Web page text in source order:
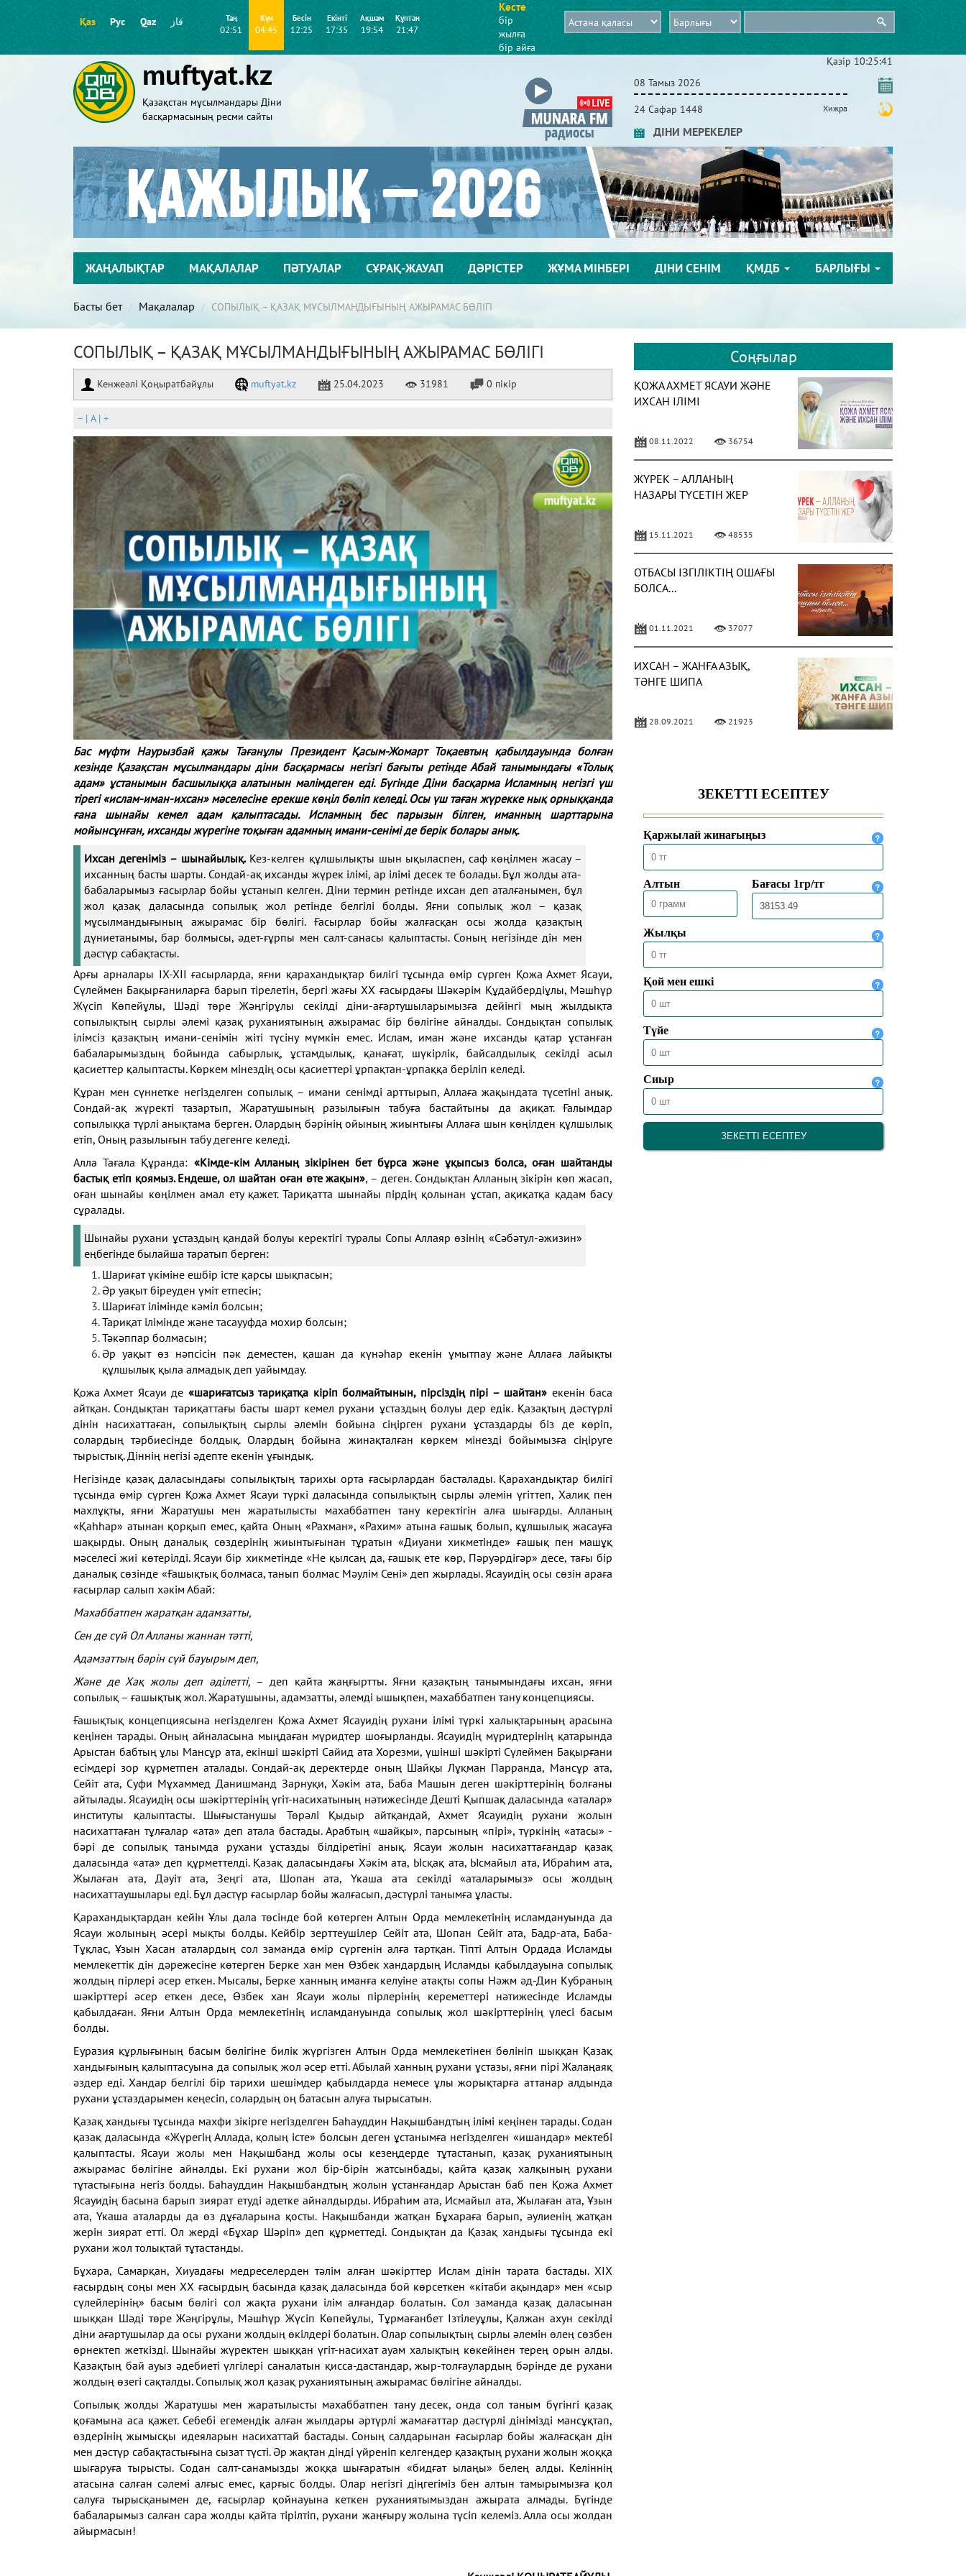
Қаз Рус Qaz قاز Таң
02:51
Күн
04:45
Бесін
12:25
Екінті
17:35
Ақшам
19:54
Құптан
21:47
Кесте
бір
жылға
бір айға
muftyat.kz
Қазақстан мұсылмандары Діни
басқармасының ресми сайты
Қазір 10:25:42
08 Тамыз 2026
24 Сафар 1448 Хижра
ДІНИ МЕРЕКЕЛЕР
ЖАҢАЛЫҚТАР МАҚАЛАЛАР ПӘТУАЛАР СҰРАҚ-ЖАУАП ДӘРІСТЕР ЖҰМА МІНБЕРІ ДІНИ СЕНІМ ҚМДБ БАРЛЫҒЫ
Басты бет Мақалалар СОПЫЛЫҚ – ҚАЗАҚ МҰСЫЛМАНДЫҒЫНЫҢ АЖЫРАМАС БӨЛІГІ
СОПЫЛЫҚ – ҚАЗАҚ МҰСЫЛМАНДЫҒЫНЫҢ АЖЫРАМАС БӨЛІГІ
Кенжеәлі Қоңыратбайұлы muftyat.kz 25.04.2023 31981 0 пікір
– | A| +
Бас мүфти Наурызбай қажы Тағанұлы Президент Қасым-Жомарт Тоқаевтың қабылдауында болған
кезінде Қазақстан мұсылмандары діни басқармасы негізгі бағыты ретінде Абай танымындағы «Толық
адам» ұстанымын басшылыққа алатынын мәлімдеген еді. Бүгінде Діни басқарма Исламның негізгі үш
тірегі «ислам-иман-ихсан» мәселесіне ерекше көңіл бөліп келеді. Осы үш таған жүрекке нық орныққанда
ғана шынайы кемел адам қалыптасады. Исламның бес парызын білген, иманның шарттарына
мойынсұнған, ихсанды жүрегіне тоқыған адамның имани-сенімі де берік болары анық.
Ихсан дегеніміз – шынайылық.Кез-келген құлшылықты шын ықыласпен, саф көңілмен жасау –
ихсанның басты шарты. Сондай-ақ ихсанды жүрек ілімі, ар ілімі десек те болады. Бұл жолды ата-
бабаларымыз ғасырлар бойы ұстанып келген. Діни термин ретінде ихсан деп аталғанымен, бұл
жол қазақ даласында сопылық жол ретінде белгілі болды. Яғни сопылық жол – қазақ
мұсылмандығының ажырамас бір бөлігі. Ғасырлар бойы жалғасқан осы жолда қазақтың
дүниетанымы, бар болмысы, әдет-ғұрпы мен салт-санасы қалыптасты. Соның негізінде дін мен
дәстүр сабақтасты.
Арғы арналары ІХ-ХІІ ғасырларда, яғни қарахандықтар билігі тұсында өмір сүрген Қожа Ахмет Ясауи,
Сүлеймен Бақырғаниларға барып тірелетін, бергі жағы ХХ ғасырдағы Шәкәрім Құдайбердіұлы, Мәшһүр
Жүсіп Көпейұлы, Шәді төре Жәңгірұлы секілді діни-ағартушыларымызға дейінгі мың жылдықта
сопылықтың сырлы әлемі қазақ руханиятының ажырамас бір бөлігіне айналды. Сондықтан сопылық
ілімсіз қазақтың имани-сенімін жіті түсіну мүмкін емес. Ислам, иман және ихсанды қатар ұстанған
бабаларымыздың бойында сабырлық, ұстамдылық, қанағат, шүкірлік, байсалдылық секілді асыл
қасиеттер қалыптасты. Көркем мінездің осы қасиеттері ұрпақтан-ұрпаққа беріліп келеді.
Құран мен сүннетке негізделген сопылық – имани сенімді арттырып, Аллаға жақындата түсетіні анық.
Сондай-ақ жүректі тазартып, Жаратушының разылығын табуға бастайтыны да ақиқат. Ғалымдар
сопылыққа түрлі анықтама берген. Олардың бәрінің ойының жиынтығы Аллаға шын көңілден құлшылық
етіп, Оның разылығын табу дегенге келеді.
Алла Тағала Құранда: «Кімде-кім Алланың зікірінен бет бұрса және ұқыпсыз болса, оған шайтанды
бастық етіп қоямыз. Ендеше, ол шайтан оған өте жақын», – деген. Сондықтан Алланың зікірін көп жасап,
оған шынайы көңілмен амал ету қажет. Тариқатта шынайы пірдің қолынан ұстап, ақиқатқа қадам басу
сұралады.
Шынайы рухани ұстаздың қандай болуы керектігі туралы Сопы Аллаяр өзінің «Сәбәтул-әжизин»
еңбегінде былайша таратып берген:
Шариғат үкіміне ешбір істе қарсы шықпасын;
Әр уақыт біреуден үміт етпесін;
Шариғат ілімінде кәміл болсын;
Тариқат ілімінде және тасаууфда мохир болсын;
Тәкәппар болмасын;
Әр уақыт өз нәпсісін пәк деместен, қашан да күнәһар екенін ұмытпау және Аллаға лайықты
құлшылық қыла алмадық деп уайымдау.
Қожа Ахмет Ясауи де «шариғатсыз тариқатқа кіріп болмайтынын, пірсіздің пірі – шайтан» екенін баса
айтқан. Сондықтан тариқаттағы басты шарт кемел рухани ұстаздың болуы дер едік. Қазақтың дәстүрлі
дінін насихаттаған, сопылықтың сырлы әлемін бойына сіңірген рухани ұстаздарды біз де көріп,
солардың тәрбиесінде болдық. Олардың бойына жинақталған көркем мінезді бойымызға сіңіруге
тырыстық. Діннің негізі әдепте екенін ұғындық.
Негізінде қазақ даласындағы сопылықтың тарихы орта ғасырлардан басталады. Қарахандықтар билігі
тұсында өмір сүрген Қожа Ахмет Ясауи түркі даласында сопылықтың сырлы әлемін үгіттеп, Халиқ пен
махлұқты, яғни Жаратушы мен жаратылысты махаббатпен тану керектігін алға шығарды. Алланың
«Қаһһар» атынан қорқып емес, қайта Оның «Рахман», «Рахим» атына ғашық болып, құлшылық жасауға
шақырды. Оның даналық сөздерінің жиынтығынан тұратын «Диуани хикметінде» ғашық пен машұқ
мәселесі жиі көтерілді. Ясауи бір хикметінде «Не қылсаң да, ғашық ете көр, Пәруәрдігәр» десе, тағы бір
даналық сөзінде «Ғашықтық болмаса, танып болмас Мәулім Сені» деп жырлады. Ясауидің осы сөзін араға
ғасырлар салып хәкім Абай:
Махаббатпен жаратқан адамзатты,
Сен де сүй Ол Алланы жаннан тәтті,
Адамзаттың бәрін сүй бауырым деп,
Және де Хақ жолы деп әділетті, – деп қайта жаңғыртты. Яғни қазақтың танымындағы ихсан, яғни
сопылық – ғашықтық жол. Жаратушыны, адамзатты, әлемді ышықпен, махаббатпен тану концепциясы.
Ғашықтық концепциясына негізделген Қожа Ахмет Ясауидің рухани ілімі түркі халықтарының арасына
кеңінен тарады. Оның айналасына мыңдаған мүридтер шоғырланды. Ясауидің мүридтерінің қатарында
Арыстан бабтың ұлы Мансұр ата, екінші шәкірті Сайид ата Хорезми, үшінші шәкірті Сүлеймен Бақырғани
есімдері зор құрметпен аталады. Сондай-ақ деректерде оның Шайқы Лұқман Парранда, Мансұр ата,
Сейіт ата, Суфи Мұхаммед Данишманд Зарнуқи, Хәкім ата, Баба Машын деген шәкірттерінің болғаны
айтылады. Ясауидің осы шәкірттерінің үгіт-насихатының нәтижесінде Дешті Қыпшақ даласында «аталар»
институты қалыптасты. Шығыстанушы Төрәлі Қыдыр айтқандай, Ахмет Ясауидің рухани жолын
насихаттаған тұлғалар «ата» деп атала бастады. Арабтың «шайқы», парсының «пірі», түркінің «атасы» -
бәрі де сопылық танымда рухани ұстазды білдіретіні анық. Ясауи жолын насихаттағандар қазақ
даласында «ата» деп құрметтелді. Қазақ даласындағы Хәкім ата, Ысқақ ата, Ысмайыл ата, Ибраһим ата,
Жылаған ата, Дәуіт ата, Зеңгі ата, Шопан ата, Үкаша ата секілді «аталарымыз» осы жолдың
насихаттаушылары еді. Бұл дәстүр ғасырлар бойы жалғасып, дәстүрлі танымға ұласты.
Қарахандықтардан кейін Ұлы дала төсінде бой көтерген Алтын Орда мемлекетінің исламдануында да
Ясауи жолының әсері мықты болды. Кейбір зерттеушілер Сейіт ата, Шопан Сейіт ата, Бадр-ата, Баба-
Тұқлас, Ұзын Хасан аталардың сол заманда өмір сүргенін алға тартқан. Тіпті Алтын Ордада Исламды
мемлекеттік дін дәрежесіне көтерген Берке хан мен Өзбек хандардың Исламды қабылдауына сопылық
жолдың пірлері әсер еткен. Мысалы, Берке ханның иманға келуіне атақты сопы Нәжм әд-Дин Кубраның
шәкірттері әсер еткен десе, Өзбек хан Ясауи жолы пірлерінің кереметтері нәтижесінде Исламды
қабылдаған. Яғни Алтын Орда мемлекетінің исламдануында сопылық жол шәкірттерінің үлесі басым
болды.
Еуразия құрлығының басым бөлігіне билік жүргізген Алтын Орда мемлекетінен бөлініп шыққан Қазақ
хандығының қалыптасуына да сопылық жол әсер етті. Абылай ханның рухани ұстазы, яғни пірі Жалаңаяқ
әздер еді. Хандар белгілі бір тарихи шешімдер қабылдарда немесе ұлы жорықтарға аттанар алдында
рухани ұстаздарымен кеңесіп, солардың оң батасын алуға тырысатын.
Қазақ хандығы тұсында махфи зікірге негізделген Баһауддин Нақышбандтың ілімі кеңінен тарады. Содан
қазақ даласында «Жүрегің Аллада, қолың істе» болсын деген ұстанымға негізделген «ишандар» мектебі
қалыптасты. Ясауи жолы мен Нақышбанд жолы осы кезеңдерде тұтастанып, қазақ руханиятының
ажырамас бөлігіне айналды. Екі рухани жол бір-бірін жатсынбады, қайта қазақ халқының рухани
тұтастығына негіз болды. Баһауддин Нақышбандтың жолын ұстанғандар Арыстан баб пен Қожа Ахмет
Ясауидің басына барып зиярат етуді әдетке айналдырды. Ибраһим ата, Исмайыл ата, Жылаған ата, Ұзын
ата, Үкаша аталарды да өз дұғаларына қосты. Нақышбанди жатқан Бұхараға барып, әулиенің жатқан
жерін зиярат етті. Ол жерді «Бұхар Шәріп» деп құрметтеді. Сондықтан да Қазақ хандығы тұсында екі
рухани жол толықтай тұтастанды.
Бұхара, Самарқан, Хиуадағы медреселерден тәлім алған шәкірттер Ислам дінін тарата бастады. ХІХ
ғасырдың соңы мен ХХ ғасырдың басында қазақ даласында бой көрсеткен «кітаби ақындар» мен «сыр
сүлейлерінің» басым бөлігі сол жақта рухани ілім алғандар болатын. Сол заманда қазақ даласынан
шыққан Шәді төре Жәңгірұлы, Мәшһүр Жүсіп Көпейұлы, Тұрмағанбет Ізтілеуұлы, Қалжан ахун секілді
діни ағартушылар да осы рухани жолдың өкілдері болатын. Олар сопылықтың сырлы әлемін өлең сөзбен
өрнектеп жеткізді. Шынайы жүректен шыққан үгіт-насихат ауам халықтың көкейінен терең орын алды.
Қазақтың бай ауыз әдебиеті үлгілері саналатын қисса-дастандар, жыр-толғаулардың бәрінде де рухани
жолдың өзегі сақталды. Сопылық жол қазақ руханиятының ажырамас бөлігіне айналды.
Сопылық жолды Жаратушы мен жаратылысты махаббатпен тану десек, онда сол таным бүгінгі қазақ
қоғамына аса қажет. Себебі егемендік алған жылдары әртүрлі жамағаттар дәстүрлі дінімізді мансұқтап,
өздерінің жымысқы идеяларын насихаттай бастады. Соның салдарынан ғасырлар бойы жалғасқан дін
мен дәстүр сабақтастығына сызат түсті. Әр жақтан дінді үйреніп келгендер қазақтың рухани жолын жоққа
шығаруға тырысты. Содан салт-санамызды жоққа шығаратын «бидғат ылаңы» белең алды. Келіннің
атасына салған сәлемі алғыс емес, қарғыс болды. Олар негізгі діңгегіміз бен алтын тамырымызға қол
салуға тырысқанымен де, ғасырлар қойнауына кеткен руханиятымыздан ажырата алмады. Бүгінде
бабаларымыз салған сара жолды қайта тірілтіп, рухани жаңғыру жолына түсіп келеміз. Алла осы жолдан
айырмасын!
Соңғылар
ҚОЖА АХМЕТ ЯСАУИ ЖӘНЕ
ИХСАН ІЛІМІ
08.11.2022 36754
ЖҮРЕК – АЛЛАНЫҢ
НАЗАРЫ ТҮСЕТІН ЖЕР
15.11.2021 48535
ОТБАСЫ ІЗГІЛІКТІҢ ОШАҒЫ
БОЛСА...
01.11.2021 37077
ИХСАН – ЖАНҒА АЗЫҚ,
ТӘНГЕ ШИПА
28.09.2021 21923
26.08.2021 27776
ИХСАН ІЛІМІ ЖӘНЕ РИЯ
МӘСЕЛЕСІ
12.08.2021